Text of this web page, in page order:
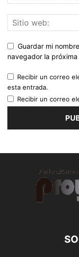
Guardar mi
navegador la
Recibir un correo
esta entrada.
Recibir un correo